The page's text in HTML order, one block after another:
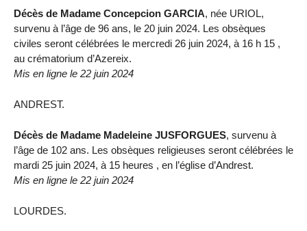
Décès de Madame Concepcion GARCIA, née URIOL,
survenu à l’âge de 96 ans, le 20 juin 2024. Les obsèques
civiles seront célébrées le mercredi 26 juin 2024, à 16 h 15 ,
au crématorium d’Azereix.
Mis en ligne le 22 juin 2024
ANDREST.
Décès de Madame Madeleine JUSFORGUES, survenu à
l’âge de 102 ans. Les obsèques religieuses seront célébrées le
mardi 25 juin 2024, à 15 heures , en l’église d’Andrest.
Mis en ligne le 22 juin 2024
LOURDES.